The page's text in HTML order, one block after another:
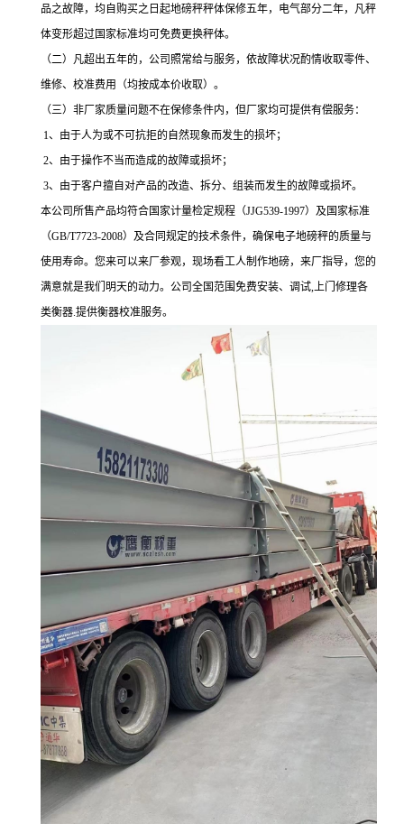
品之故障，均自购买之日起地磅秤秤体保修五年，电气部分二年，凡秤
体变形超过国家标准均可免费更换秤体。
（二）凡超出五年的，公司照常给与服务，依故障状况酌情收取零件、
维修、校准费用（均按成本价收取）。
（三）非厂家质量问题不在保修条件内，但厂家均可提供有偿服务：
1、由于人为或不可抗拒的自然现象而发生的损坏；
2、由于操作不当而造成的故障或损坏；
3、由于客户擅自对产品的改造、拆分、组装而发生的故障或损坏。
本公司所售产品均符合国家计量检定规程（JJG539-1997）及国家标准
（GB/T7723-2008）及合同规定的技术条件，确保电子地磅秤的质量与
使用寿命。您来可以来厂参观，现场看工人制作地磅，来厂指导，您的
满意就是我们明天的动力。公司全国范围免费安装、调试,上门修理各
类衡器.提供衡器校准服务。